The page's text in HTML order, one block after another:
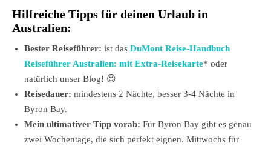
Hilfreiche Tipps für deinen Urlaub in
Australien:
Bester Reiseführer: ist das DuMont Reise-Handbuch
Reiseführer Australien: mit Extra-Reisekarte* oder
natürlich unser Blog! 😉
Reisedauer: mindestens 2 Nächte, besser 3-4 Nächte in
Byron Bay.
Mein ultimativer Tipp vorab: Für Byron Bay gibt es genau
zwei Wochentage, die sich perfekt eignen. Mittwochs für